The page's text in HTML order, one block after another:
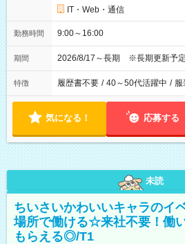
IT・Web・通信
勤務時間 9:00～16:00
期間 2026/8/17～長期 ※長期更新予
特徴 履歴書不要 / 40～50代活躍中 / 服
気になる！ 応募する
未読
ちいさいかわいいキャラのイ
場所で働ける☆来社不要！働
もらえる◎/T1